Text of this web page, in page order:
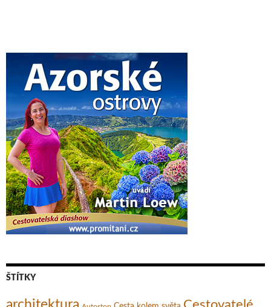
ŠTÍTKY
architektura Cestovatelé